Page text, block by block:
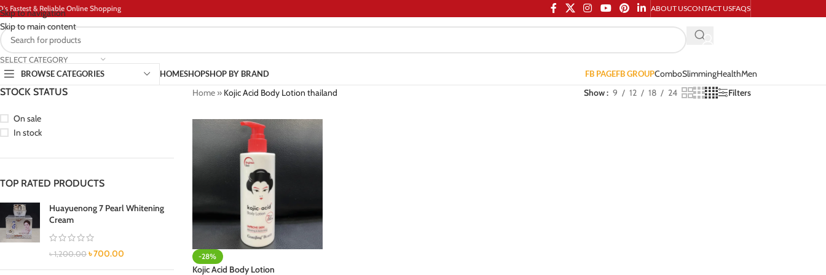
Skip to navigation
Skip to main content
Fastest & Reliable Online Shopping ABOUT USCONTACT USFAQS
SELECT CATEGORY
BROWSE CATEGORIES
HOMESHOPSHOP BY BRAND FB PAGEFB GROUPComboSlimmingHealthMen
STOCK STATUS
On sale
In stock
TOP RATED PRODUCTS
Huayuenong 7 Pearl Whitening
Cream
৳1,200.00 ৳700.00
Home» Kojic Acid Body Lotion thailand Show 9 12 18 24 Filters
-28%
Kojic Acid Body Lotion